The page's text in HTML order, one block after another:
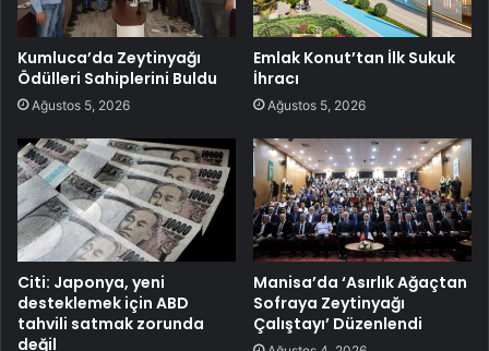
Kumluca’da Zeytinyağı
Ödülleri Sahiplerini Buldu
Ağustos 5, 2026
Emlak Konut’tan İlk Sukuk
İhracı
Ağustos 5, 2026
Citi: Japonya, yeni
desteklemek için ABD
tahvili satmak zorunda
değil
Manisa’da ‘Asırlık Ağaçtan
Sofraya Zeytinyağı
Çalıştayı’ Düzenlendi